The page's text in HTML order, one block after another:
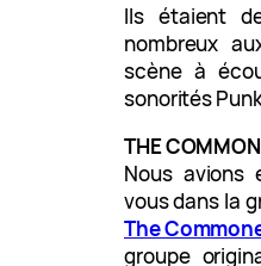
Ils étaient
nombreux
scène à
sonorités
THE
Nous avions
vous dans la
The
groupe